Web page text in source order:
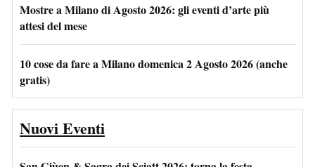
Mostre a Milano di Agosto 2026: gli eventi d’arte più
attesi del mese
10 cose da fare a Milano domenica 2 Agosto 2026 (anche
gratis)
Nuovi Eventi